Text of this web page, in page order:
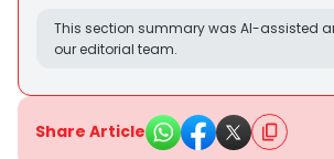
This section summary was AI-assisted
our editorial team.
Share Article